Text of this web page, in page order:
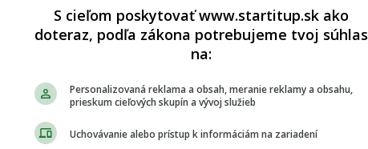
S cieľom poskytovať www.startitup.sk ako
doteraz, podľa zákona potrebujeme tvoj súhlas
na:
Personalizovaná reklama a obsah, meranie reklamy a obsahu,
prieskum cieľových skupín a vývoj služieb
Uchovávanie alebo prístup k informáciám na zariadení